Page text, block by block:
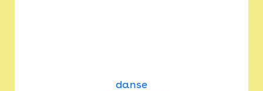
danse